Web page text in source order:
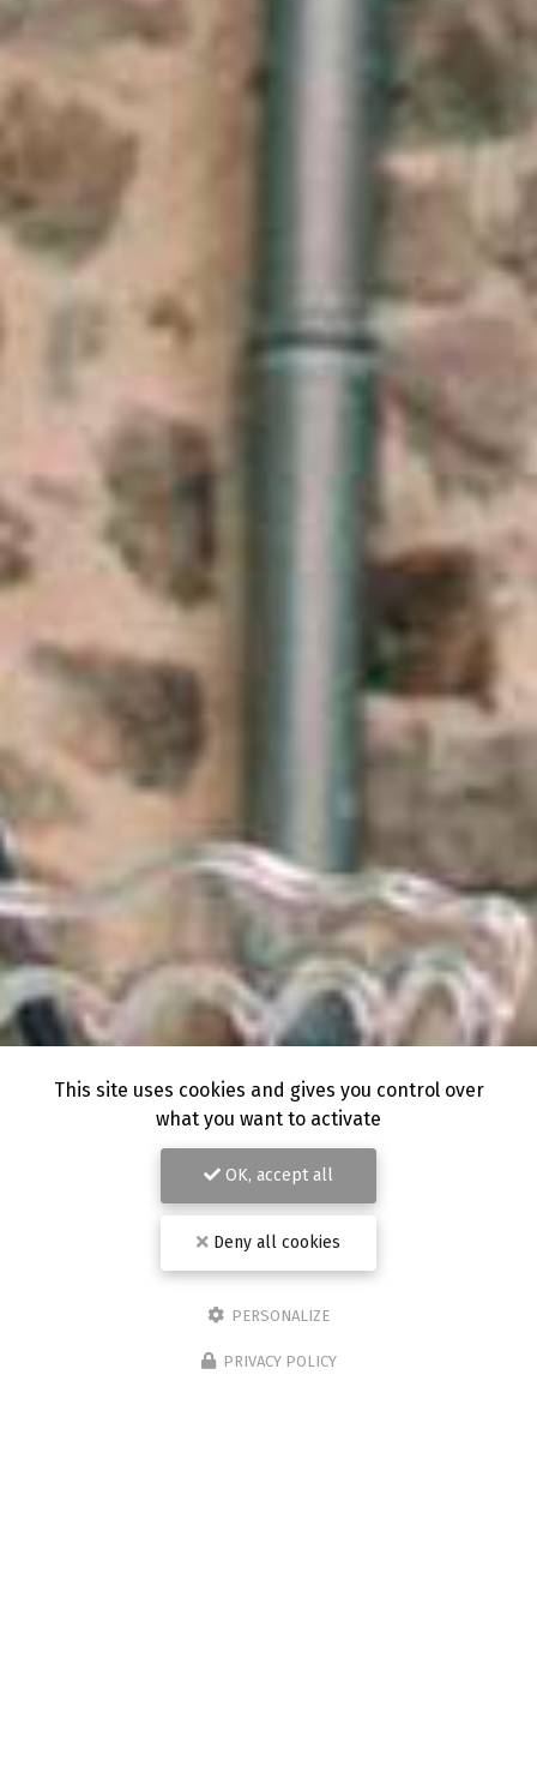
This site uses cookies and gives you control over
what you want to activate
OK, accept all
Deny all cookies
PERSONALIZE
PRIVACY POLICY